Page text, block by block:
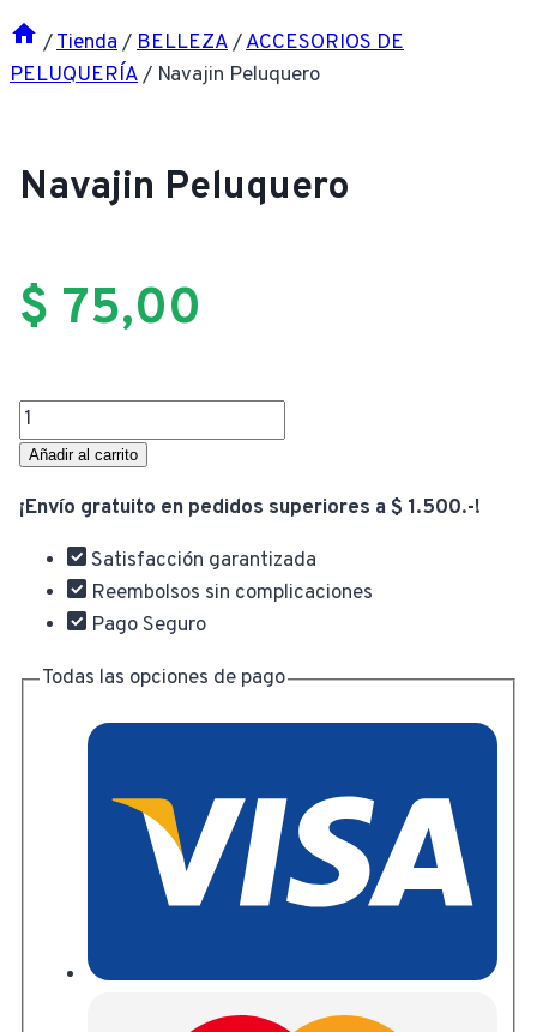
/Tienda/BELLEZA/ACCESORIOS DE
PELUQUERÍA/ Navajin Peluquero
Navajin Peluquero
$ 75,00
Navajin
Peluquero
Añadir al carrito
¡Envío gratuito en pedidos superiores a $ 1.500.-!
Satisfacción garantizada
Reembolsos sin complicaciones
Pago Seguro
Todas las opciones de pago